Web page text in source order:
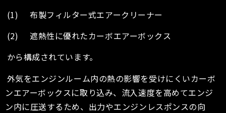
(1) 布製フィルター式エアークリーナー
(2) 遮熱性に優れたカーボエアーボックス
から構成されています。
外気をエンジンルーム内の熱の影響を受けにくいカーボ
ンエアーボックスに取り込み、流入速度を高めてエンジ
ン内に圧送するため、出力やエンジンレスポンスの向